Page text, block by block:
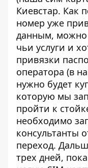
Киевстар. Как
номер уже
данным, можно
чьи услуги и
привязки
оператора (в
нужно будет
которую мы
пройти к
необходимо
консультанты
переход.
трех дней,